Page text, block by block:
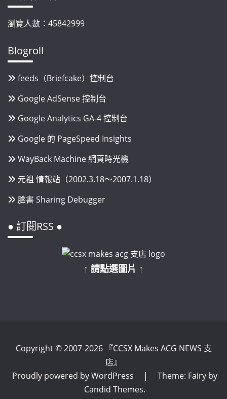
瀏覽人數：45842999
Blogroll
feeds（Briefcake）控制台
Google AdSense 控制台
Google Analytics GA-4 控制台
Google 的 PageSpeed Insights
WayBack Machine 網頁時光機
元祖 情報站（2002.3.18～2007.1.18）
臉書 Sharing Debugger
● 訂閱RSS ●
↑ 請點選圖片 ↑
Copyright © 2007-2026 『CCSX Makes ACG NEWS 支
店』
Proudly powered by WordPress
|
Theme: Fairy by
Candid Themes.